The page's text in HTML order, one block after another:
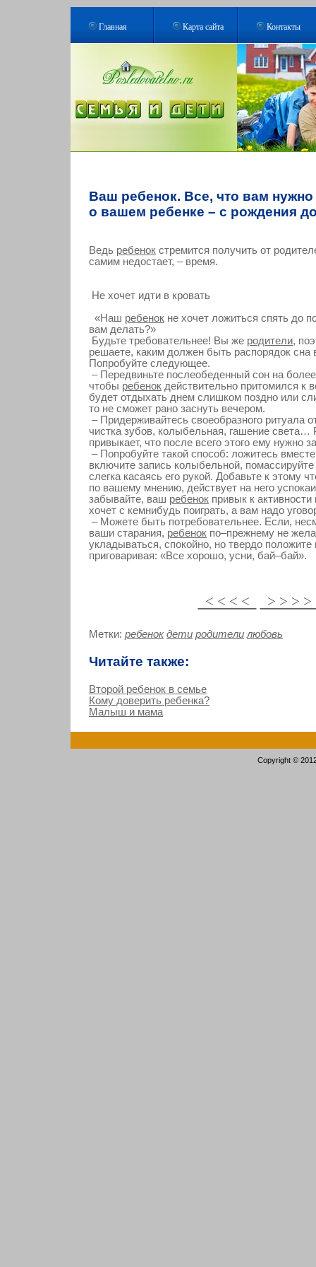
Главная Карта сайта Контакты
Ваш ребенок. Все, что вам нужно
о вашем ребенке – с рождения
Ведь ребенок стремится получить от
самим недостает, – время.
Не хочет идти в крοвать
«Наш ребенок не хочет ложиться спять до
вам делать?»
Будьте требовательнее! Вы же родители,
решаете, каким должен быть распорядок сна
Попробуйте следующее.
– Передвиньте послеобеденный сон на
чтобы ребенок действительно притомился к
будет отдыхать днем слишком поздно или
то не сможет рано заснуть вечером.
– Придерживайтесь своеобразного ритуала
чистка зубов, колыбельная, гашение света…
привыкает, что после всего этого ему нужно
– Попробуйте такой способ: ложитесь
включите запись колыбельной,
слегка касаясь его рукой. Добавьте к этому
по вашему мнению, действует на него
забывайте, ваш ребенок привык к
хочет с кемнибудь поиграть, а вам надо
– Можете быть потребовательнее. Если,
ваши старания, ребенок по–прежнему не
укладываться, спокойно, но твердо положите
приговаривая: «Все хорошо, усни, бай–бай».
< < < < > > >
Метки: ребенок дети родители любовь
Читайте также:
Второй ребенок в семье
Кому доверить ребенка?
Малыш и мама
Copyright ©